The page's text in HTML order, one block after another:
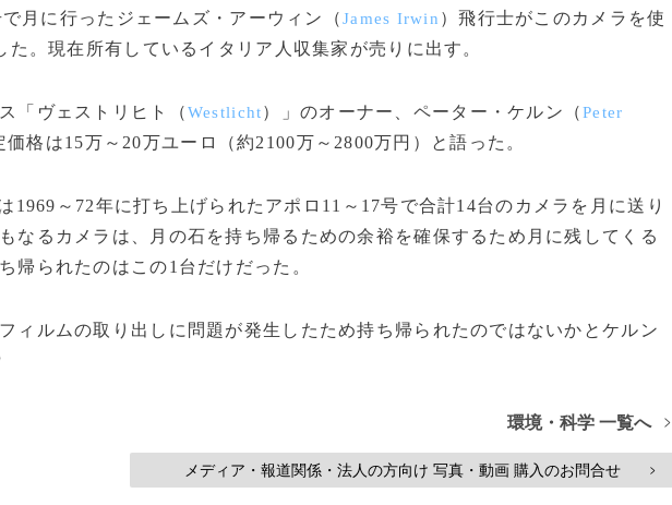
月に行ったジェームズ・アーウィン（James Irwin ）飛行士がこのカメラを使
た。現在所有しているイタリア人収集家が売りに出す。
「ヴェストリヒト（Westlicht）」のオーナー、ペーター・ケルン（Peter
格は15万～20万ユーロ（約2100万～2800万円）と語った。
～72年に打ち上げられたアポロ11～17号で合計14台のカメラを月に送り
なるカメラは、月の石を持ち帰るための余裕を確保するため月に残してくる
帰られたのはこの1台だけだった。
ィルムの取り出しに問題が発生したため持ち帰られたのではないかとケルン
環境・科学 一覧へ >
メディア・報道関係・法人の方向け 写真・動画 購入のお問合せ >